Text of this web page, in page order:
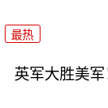
最热
英军大胜美军